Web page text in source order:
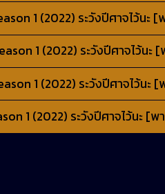
1 (2022) ระวังปีศาจไว้นะ [
1 (2022) ระวังปีศาจไว้นะ [
1 (2022) ระวังปีศาจไว้นะ [
1 (2022) ระวังปีศาจไว้นะ [พ